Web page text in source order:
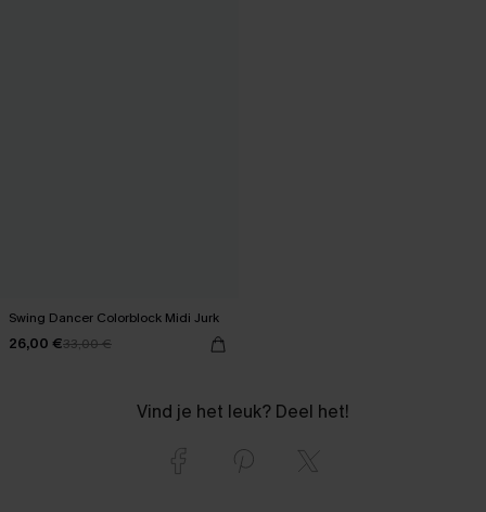
Swing Dancer Colorblock Midi Jurk
26,00 €33,00 €
Vind je het leuk? Deel het!